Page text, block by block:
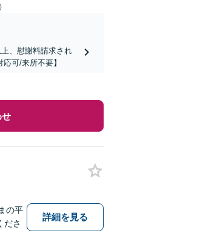
、慰謝料請求され
可/来所不要】
せ
の平
ださ
詳細を見る